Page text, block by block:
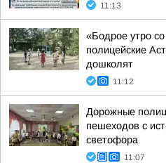
11:13
«Бодрое утро
полицейские
дошколят
11:12
Дорожные
пешеходов с
светофора
11:07